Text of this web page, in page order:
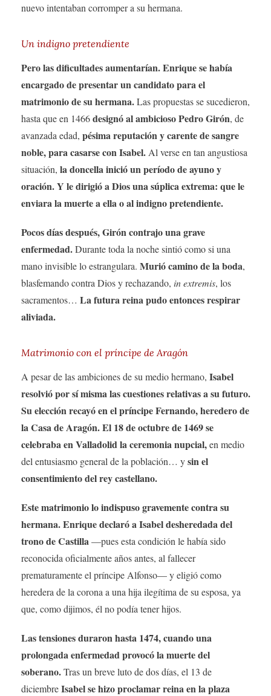
nuevo intentaban corromper a su hermana.
Un indigno pretendiente
Pero las dificultades aumentarían. Enrique se había
encargado de presentar un candidato para el
matrimonio de su hermana.Las propuestas se sucedieron,
hasta que en 1466designó al ambicioso Pedro Girón, de
avanzada edad, pésima reputación y carente de sangre
noble, para casarse con Isabel.Al verse en tan angustiosa
situación, la doncella inició un período de ayuno y
oración. Y le dirigió a Dios una súplica extrema: que le
enviara la muerte a ella o al indigno pretendiente.
Pocos días después, Girón contrajo una grave
enfermedad.Durante toda la noche sintió como si una
mano invisible lo estrangulara. Murió camino de la boda,
blasfemando contra Dios y rechazando, in extremis, los
sacramentos… La futura reina pudo entonces respirar
aliviada.
Matrimonio con el príncipe de Aragón
A pesar de las ambiciones de su medio hermano, Isabel
resolvió por sí misma las cuestiones relativas a su futuro.
Su elección recayó en el príncipe Fernando, heredero de
la Casa de Aragón. El 18 de octubre de 1469 se
celebraba en Valladolid la ceremonia nupcial,en medio
del entusiasmo general de la población… ysin el
consentimiento del rey castellano.
Este matrimonio lo indispuso gravemente contra su
hermana. Enrique declaró a Isabel desheredada del
trono de Castilla —pues esta condición le había sido
reconocida oficialmente años antes, al fallecer
prematuramente el príncipe Alfonso— y eligió como
heredera de la corona a una hija ilegítima de su esposa, ya
que, como dijimos, él no podía tener hijos.
Las tensiones duraron hasta 1474, cuando una
prolongada enfermedad provocó la muerte del
soberano.Tras un breve luto de dos días, el 13 de
diciembreIsabel se hizo proclamar reina en la plaza